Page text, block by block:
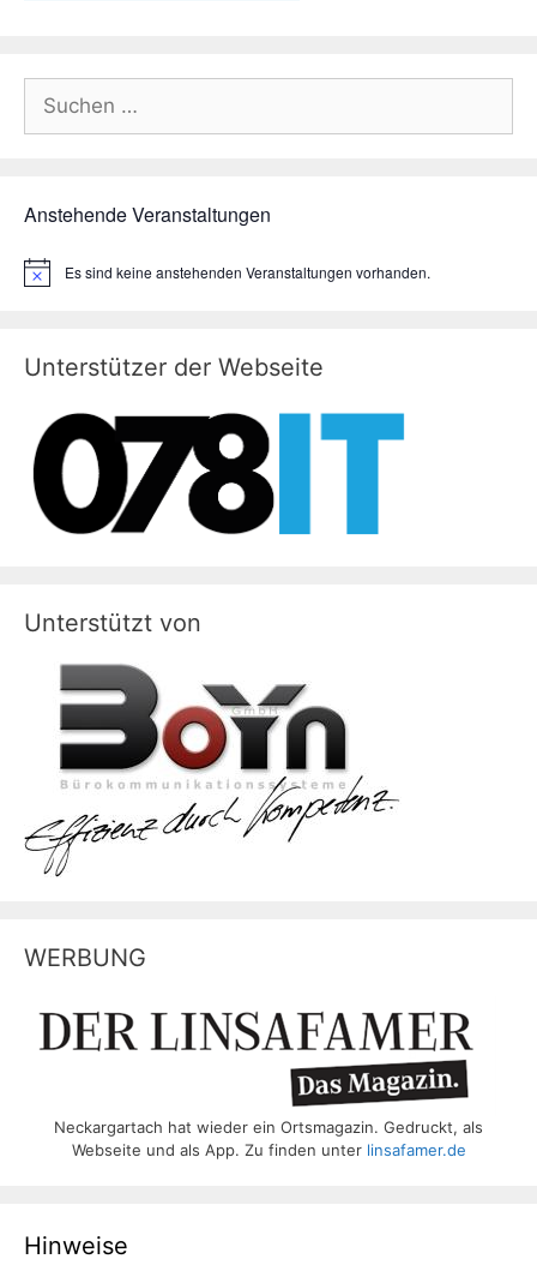
Suchen
nach:
Anstehende Veranstaltungen
H
e
i
Es sind keine anstehenden Veranstaltungen vorhanden.
Unterstützer der Webseite
Unterstützt von
WERBUNG
Neckargartach hat wieder ein Ortsmagazin. Gedruckt, als
Webseite und als App. Zu finden unter linsafamer.de
Hinweise